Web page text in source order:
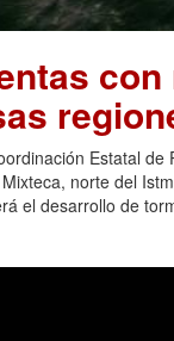
Estatal
norte del
el desarrollo de